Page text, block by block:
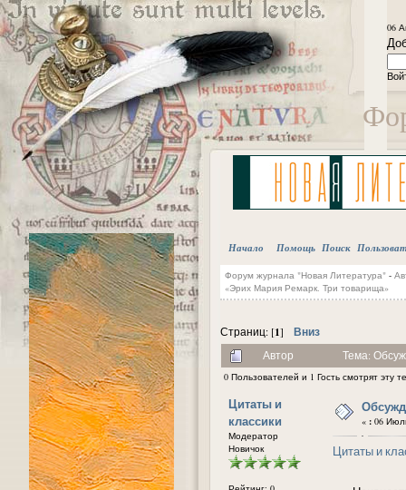
06
Начало Помощь Поиск
Форум журнала "Новая Литература"-
«Эрих Мария Ремарк. Три товарища»
Страниц: [1] Вниз
Автор Тема:
0 Пользователей и 1 Гость смотрят эту
Цитаты и
классики
Модератор
Новичок
« : 06
Цитаты и